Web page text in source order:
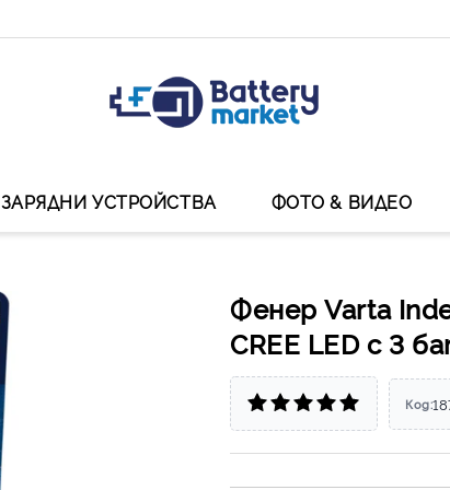
ЗАРЯДНИ УСТРОЙСТВА ФОТО & ВИДЕО
Фенер Varta
CREE LED с 3
Код: